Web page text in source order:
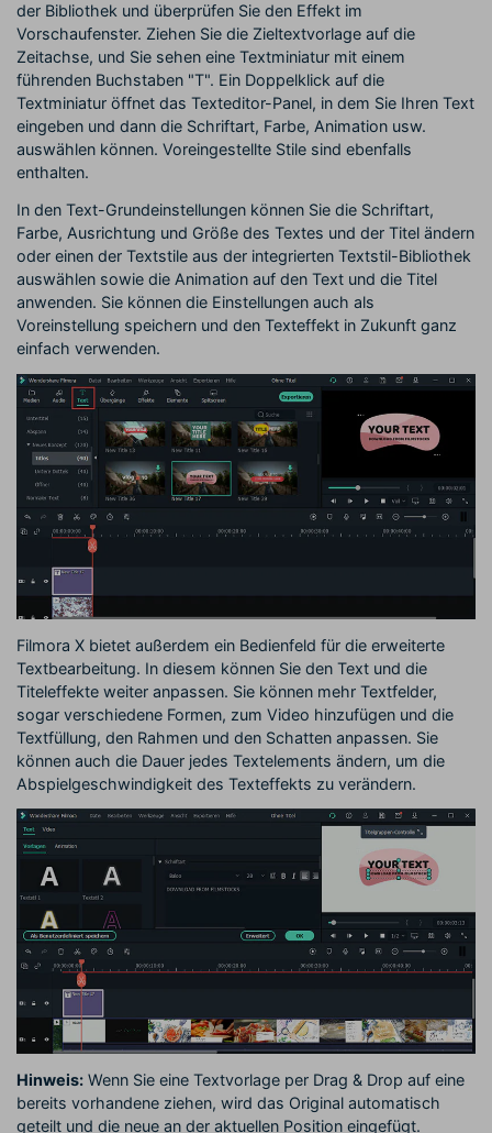
der Bibliothek und überprüfen Sie den Effekt im
Vorschaufenster. Ziehen Sie die Zieltextvorlage auf die
Zeitachse, und Sie sehen eine Textminiatur mit einem
führenden Buchstaben "T". Ein Doppelklick auf die
Textminiatur öffnet das Texteditor-Panel, in dem Sie Ihren Text
eingeben und dann die Schriftart, Farbe, Animation usw.
auswählen können. Voreingestellte Stile sind ebenfalls
enthalten.
In den Text-Grundeinstellungen können Sie die Schriftart,
Farbe, Ausrichtung und Größe des Textes und der Titel ändern
oder einen der Textstile aus der integrierten Textstil-Bibliothek
auswählen sowie die Animation auf den Text und die Titel
anwenden. Sie können die Einstellungen auch als
Voreinstellung speichern und den Texteffekt in Zukunft ganz
einfach verwenden.
Filmora X bietet außerdem ein Bedienfeld für die erweiterte
Textbearbeitung. In diesem können Sie den Text und die
Titeleffekte weiter anpassen. Sie können mehr Textfelder,
sogar verschiedene Formen, zum Video hinzufügen und die
Textfüllung, den Rahmen und den Schatten anpassen. Sie
können auch die Dauer jedes Textelements ändern, um die
Abspielgeschwindigkeit des Texteffekts zu verändern.
Hinweis: Wenn Sie eine Textvorlage per Drag & Drop auf eine
bereits vorhandene ziehen, wird das Original automatisch
geteilt und die neue an der aktuellen Position eingefügt.